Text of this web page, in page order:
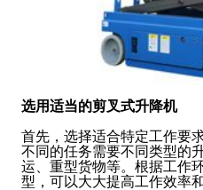
选用适当的剪叉式升降机
首先，选择适合特定工作要
不同的任务需要不同类型的
运、重型货物等。根据工作
型，可以大大提高工作效率